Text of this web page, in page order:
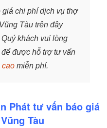
giá chi phí dịch vụ thợ
Tàu trên đây
khách vui lòng
được hỗ trợ tư vấn
cao miễn phí.
Phát tư vấn báo giá
Tàu